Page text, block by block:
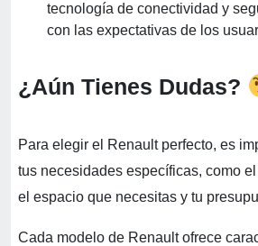
tecnología de conectividad y
con las expectativas de los
¿Aún Tienes Dudas?
Para elegir el Renault perfecto, es
tus necesidades específicas, como
el espacio que necesitas y tu
Cada modelo de Renault ofrece